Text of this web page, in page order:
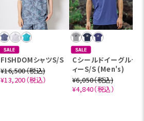
FISHDOMシャツS/S
¥16,500（税込)
¥13,200（税込）
Cシールドイーグルテ
ィーS/S (Men's)
¥6,050（税込)
¥4,840（税込）